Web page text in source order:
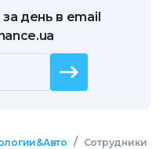
день в email
/ Сотрудники